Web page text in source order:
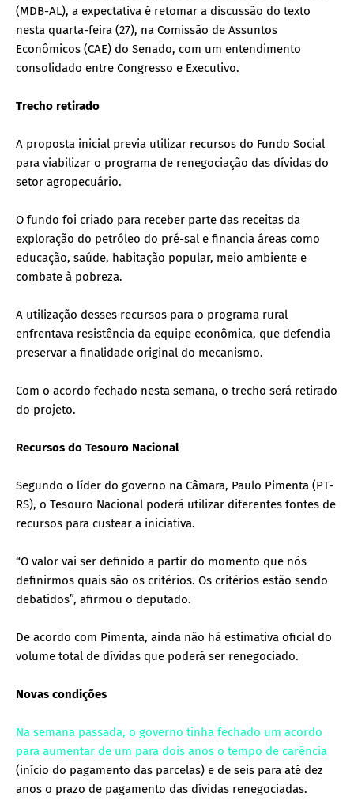
(MDB-AL), a expectativa é retomar a discussão do texto
nesta quarta-feira (27), na Comissão de Assuntos
Econômicos (CAE) do Senado, com um entendimento
consolidado entre Congresso e Executivo.
Trecho retirado
A proposta inicial previa utilizar recursos do Fundo Social
para viabilizar o programa de renegociação das dívidas do
setor agropecuário.
O fundo foi criado para receber parte das receitas da
exploração do petróleo do pré-sal e financia áreas como
educação, saúde, habitação popular, meio ambiente e
combate à pobreza.
A utilização desses recursos para o programa rural
enfrentava resistência da equipe econômica, que defendia
preservar a finalidade original do mecanismo.
Com o acordo fechado nesta semana, o trecho será retirado
do projeto.
Recursos do Tesouro Nacional
Segundo o líder do governo na Câmara, Paulo Pimenta (PT-
RS), o Tesouro Nacional poderá utilizar diferentes fontes de
recursos para custear a iniciativa.
“O valor vai ser definido a partir do momento que nós
definirmos quais são os critérios. Os critérios estão sendo
debatidos”, afirmou o deputado.
De acordo com Pimenta, ainda não há estimativa oficial do
volume total de dívidas que poderá ser renegociado.
Novas condições
Na semana passada, o governo tinha fechado um acordo
para aumentar de um para dois anos o tempo de carência
(início do pagamento das parcelas) e de seis para até dez
anos o prazo de pagamento das dívidas renegociadas.